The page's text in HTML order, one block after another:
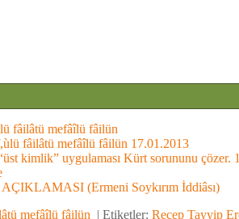
fâilâtü mefâîlü fâilün
fâilâtü mefâîlü fâilün 17.01.2013
kimlik” uygulaması Kürt sorununu çözer.
(Ermeni Soykırım İddiâsı)
mefâîlü fâilün |Etiketler:Recep Tayyip